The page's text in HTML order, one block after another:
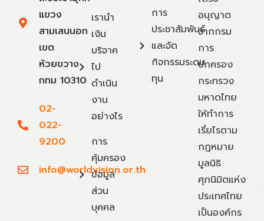
แขวง
สามเสนนอก
เขต
ห้วยขวาง
กทม 10310
02-
022-
9200
info@worldvision.or.th
เรานำ
เงิน
บริจาค
ไป
ดำเนิน
งาน
อย่างไร
การ
คุ้มครอง
ข้อมูล
ส่วน
บุคคล
การ
ประชาสัมพันธ์
และจัด
กิจกรรมระดม
ทุน
อนุญาต
จากกรม
การ
ปกครอง
กระทรวง
มหาดไทย
ให้ทำการ
เรี่ยไรตาม
กฎหมาย
มูลนิธิ
ศุภนิมิตแห่ง
ประเทศไทย
เป็นองค์กร